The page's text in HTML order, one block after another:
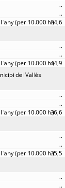
..
..
84,6
..
..
44,9
del Vallès
..
..
36,6
..
..
35,5
..
..